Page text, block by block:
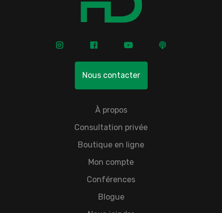
Nous contacter
À propos
Consultation privée
Boutique en ligne
Mon compte
Conférences
Blogue